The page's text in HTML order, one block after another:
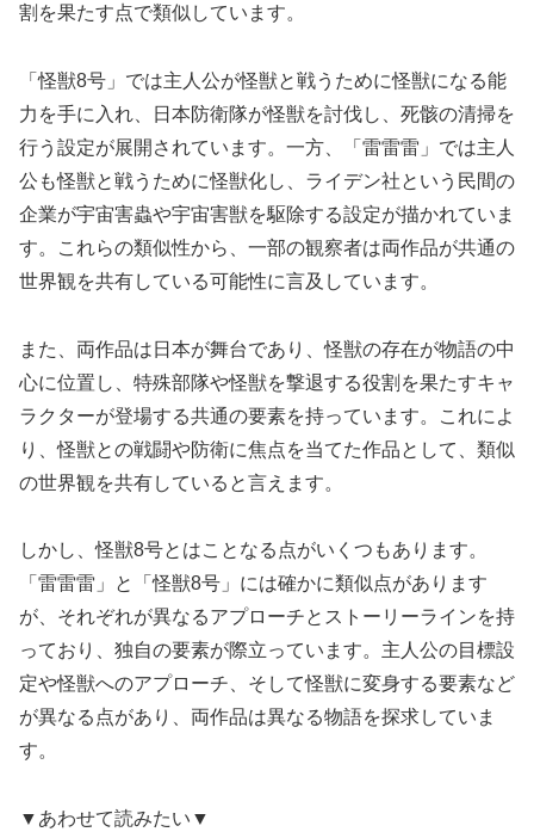
割を果たす点で類似しています。
「怪獣8号」では主人公が怪獣と戦うために怪獣になる能
力を手に入れ、日本防衛隊が怪獣を討伐し、死骸の清掃を
行う設定が展開されています。一方、「雷雷雷」では主人
公も怪獣と戦うために怪獣化し、ライデン社という民間の
企業が宇宙害蟲や宇宙害獣を駆除する設定が描かれていま
す。これらの類似性から、一部の観察者は両作品が共通の
世界観を共有している可能性に言及しています。
また、両作品は日本が舞台であり、怪獣の存在が物語の中
心に位置し、特殊部隊や怪獣を撃退する役割を果たすキャ
ラクターが登場する共通の要素を持っています。これによ
り、怪獣との戦闘や防衛に焦点を当てた作品として、類似
の世界観を共有していると言えます。
しかし、怪獣8号とはことなる点がいくつもあります。
「雷雷雷」と「怪獣8号」には確かに類似点があります
が、それぞれが異なるアプローチとストーリーラインを持
っており、独自の要素が際立っています。主人公の目標設
定や怪獣へのアプローチ、そして怪獣に変身する要素など
が異なる点があり、両作品は異なる物語を探求していま
す。
▼あわせて読みたい▼